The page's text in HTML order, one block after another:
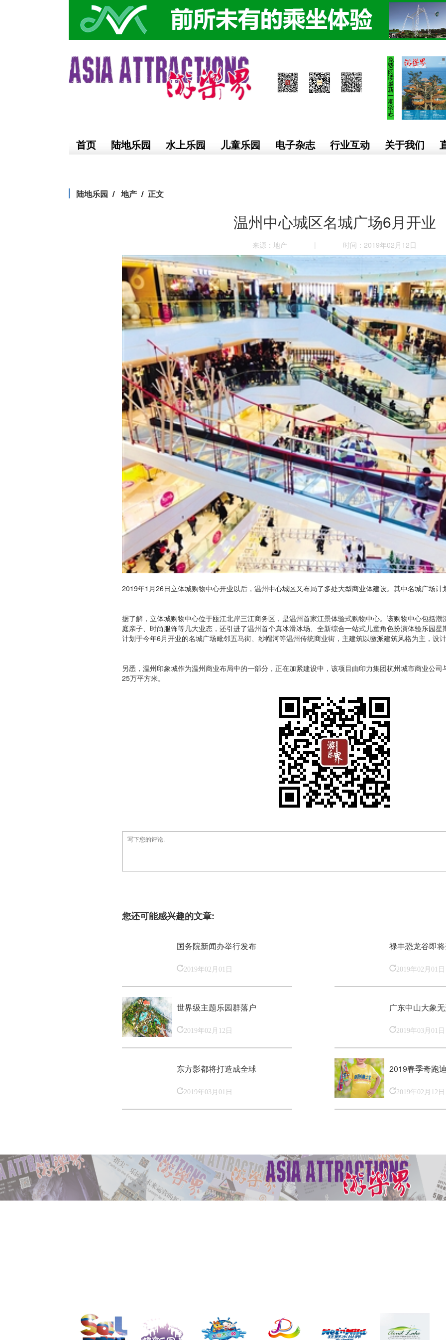
免
费
阅
读
最
新
一
期
杂
志
首页 陆地乐园 水上乐园 儿童乐园 电子杂志 行业互动 关于我们
陆地乐园 地产 正文
温州中心城区名城广场6月开业
来源：地产 | 时间：2019年02月12日
2019年1月26日立体城购物中心开业以后，温州中心城区又布局了多处大型商业体建设。其中名城广场计
据了解，立体城购物中心位于瓯江北岸三江商务区，是温州首家江景体验式购物中心。该购物中心包括
庭亲子、时尚服饰等几大业态，还引进了温州首个真冰滑冰场、全新综合一站式儿童角色扮演体验乐园
计划于今年6月开业的名城广场毗邻五马街、纱帽河等温州传统商业街，主建筑以徽派建筑风格为主，设
另悉，温州印象城作为温州商业布局中的一部分，正在加紧建设中，该项目由印力集团杭州城市商业公
25万平方米。
您还可能感兴趣的文章:
国务院新闻办举行发布
2019年02月01日
禄丰恐龙谷即将
2019年02月01日
世界级主题乐园群落户
2019年02月12日
广东中山大象
2019年03月01日
东方影都将打造成全球
2019年03月01日
2019春季奇跑
2019年02月12日